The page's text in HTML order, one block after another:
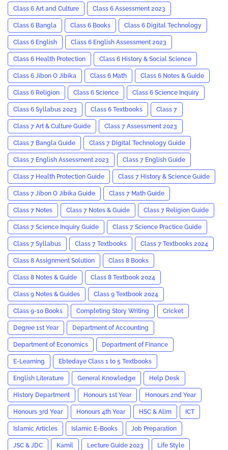
Class 6 Art and Culture Class 6 Assessment 2023
Class 6 Bangla Class 6 Books Class 6 Digital Technology
Class 6 English Class 6 English Assessment 2023
Class 6 Health Protection Class 6 History & Social Science
Class 6 Jibon O Jibika Class 6 Math Class 6 Notes & Guide
Class 6 Religion Class 6 Science Class 6 Science Inquiry
Class 6 Syllabus 2023 Class 6 Textbooks Class 7
Class 7 Art & Culture Guide Class 7 Assessment 2023
Class 7 Bangla Guide Class 7 Digital Technology Guide
Class 7 English Assessment 2023 Class 7 English Guide
Class 7 Health Protection Guide Class 7 History & Science Guide
Class 7 Jibon O Jibika Guide Class 7 Math Guide
Class 7 Notes Class 7 Notes & Guide Class 7 Religion Guide
Class 7 Science Inquiry Guide Class 7 Science Practice Guide
Class 7 Syllabus Class 7 Textbooks Class 7 Textbooks 2024
Class 8 Assignment Solution Class 8 Books
Class 8 Notes & Guide Class 8 Textbook 2024
Class 9 Notes & Guides Class 9 Textbook 2024
Class 9-10 Books Completing Story Writing Cricket
Degree 1st Year Department of Accounting
Department of Economics Department of Finance
E-Learning Ebtedaye Class 1 to 5 Textbooks
English Literature General Knowledge Help Desk
History Department Honours 1st Year Honours 2nd Year
Honours 3rd Year Honours 4th Year HSC & Alim ICT
Islamic Articles Islamic E-Books Job Preparation
JSC & JDC Kamil Lecture Guide 2023 Life Style